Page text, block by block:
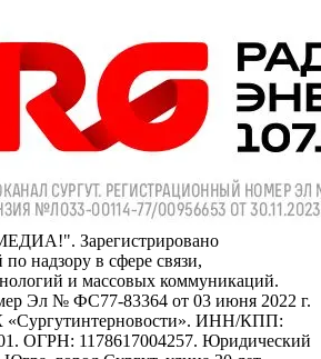
Зарегистрировано
надзору в сфере связи,
и массовых коммуникаций.
Эл № ФС77-83364 от 03 июня 2022 г.
ИНН/КПП:
ОГРН: 1178617004257. Юридический